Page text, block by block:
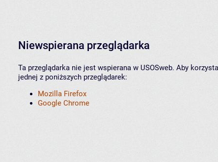
Niewspierana przeglądarka
Ta przeglądarka nie jest wspierana w USOSweb. Aby
jednej z poniższych przeglądarek:
Mozilla Firefox
Google Chrome